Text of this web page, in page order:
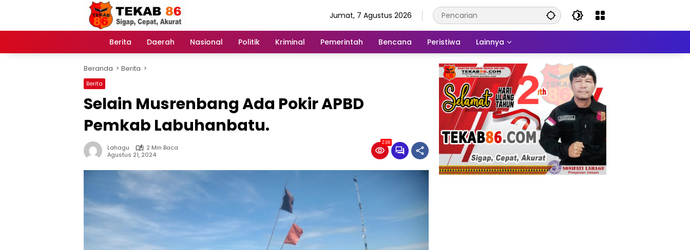
Jumat, 7 Agustus 2026
Home
Berita Daerah Nasional Politik Kriminal Pemerintah Bencana Peristiwa Lainnya
Beranda Berita
Berita
Selain Musrenbang Ada Pokir APBD
Pemkab Labuhanbatu.
Lahagu
2 Min Baca
Agustus 21, 2024
238